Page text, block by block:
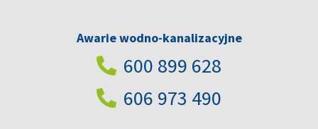
Awarie wodno-kanalizacyjne
600 899 628
606 973 490